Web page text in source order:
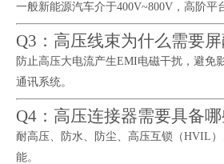
一般新能源汽车介于400V~800V，高阶平
Q3：高压线束为什么需要屏
防止高压大电流产生EMI电磁干扰，避免
通讯系统。
Q4：高压连接器需要具备哪
耐高压、防水、防尘、高压互锁（HVIL
能。